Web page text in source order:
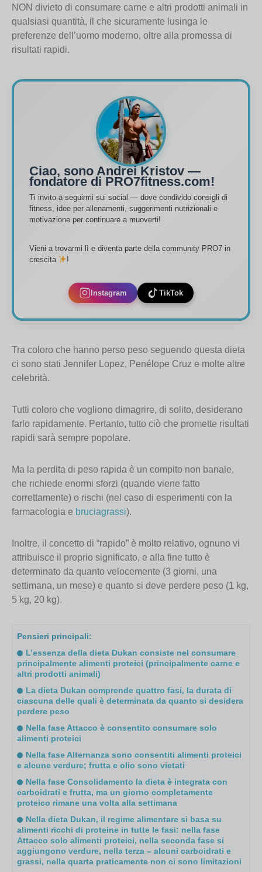
NON divieto di consumare carne e altri prodotti animali in
qualsiasi quantità, il che sicuramente lusinga le
preferenze dell’uomo moderno, oltre alla promessa di
risultati rapidi.
Ciao, sono Andrei Kristov —
fondatore di PRO7fitness.com!
Ti invito a seguirmi sui social — dove condivido consigli di
fitness, idee per allenamenti, suggerimenti nutrizionali e
motivazione per continuare a muoverti!
Vieni a trovarmi lì e diventa parte della community PRO7 in
crescita
!
Instagram TikTok
Tra coloro che hanno perso peso seguendo questa dieta
ci sono stati Jennifer Lopez, Penélope Cruz e molte altre
celebrità.
Tutti coloro che vogliono dimagrire, di solito, desiderano
farlo rapidamente. Pertanto, tutto ciò che promette risultati
rapidi sarà sempre popolare.
Ma la perdita di peso rapida è un compito non banale,
che richiede enormi sforzi (quando viene fatto
correttamente) o rischi (nel caso di esperimenti con la
farmacologia e bruciagrassi).
Inoltre, il concetto di “rapido” è molto relativo, ognuno vi
attribuisce il proprio significato, e alla fine tutto è
determinato da quanto velocemente (3 giorni, una
settimana, un mese) e quanto si deve perdere peso (1 kg,
5 kg, 20 kg).
Pensieri principali:
L’essenza della dieta Dukan consiste nel consumare
principalmente alimenti proteici (principalmente carne e
altri prodotti animali)
La dieta Dukan comprende quattro fasi, la durata di
ciascuna delle quali è determinata da quanto si desidera
perdere peso
Nella fase Attacco è consentito consumare solo
alimenti proteici
Nella fase Alternanza sono consentiti alimenti proteici
e alcune verdure; frutta e olio sono vietati
Nella fase Consolidamento la dieta è integrata con
carboidrati e frutta, ma un giorno completamente
proteico rimane una volta alla settimana
Nella dieta Dukan, il regime alimentare si basa su
alimenti ricchi di proteine in tutte le fasi: nella fase
Attacco solo alimenti proteici, nella seconda fase si
aggiungono verdure, nella terza – alcuni carboidrati e
grassi, nella quarta praticamente non ci sono limitazioni